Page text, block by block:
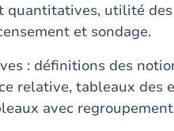
utilité
et sondage.
: définitions des
relative, tableaux des
avec